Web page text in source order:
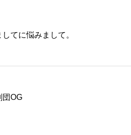
てに悩みまして。
団OG